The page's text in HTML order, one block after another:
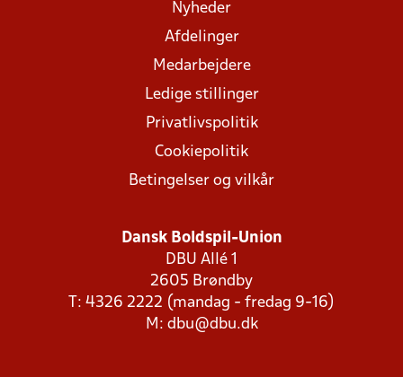
Nyheder
Afdelinger
Medarbejdere
Ledige stillinger
Privatlivspolitik
Cookiepolitik
Betingelser og vilkår
Dansk Boldspil-Union
DBU Allé 1
2605 Brøndby
T: 4326 2222 (mandag - fredag 9-16)
M: dbu@dbu.dk